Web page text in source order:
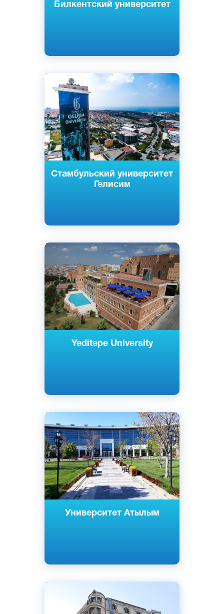
Билкентский университет
Стамбульский университет
Гелисим
Английский
Турецкий
Стамбул, Турция
Частный
Yeditepe University
Английский
Турецкий
Стамбул, Турция
Частный
Университет Атылым
Английский
Турецкий
Анкара, Турция
Частный
Стамбул, Турция